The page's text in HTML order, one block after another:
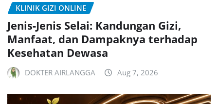
KLINIK GIZI ONLINE
Jenis-Jenis Selai: Kandungan Gizi,
Manfaat, dan Dampaknya terhadap
Kesehatan Dewasa
DOKTER AIRLANGGA Aug 7, 2026